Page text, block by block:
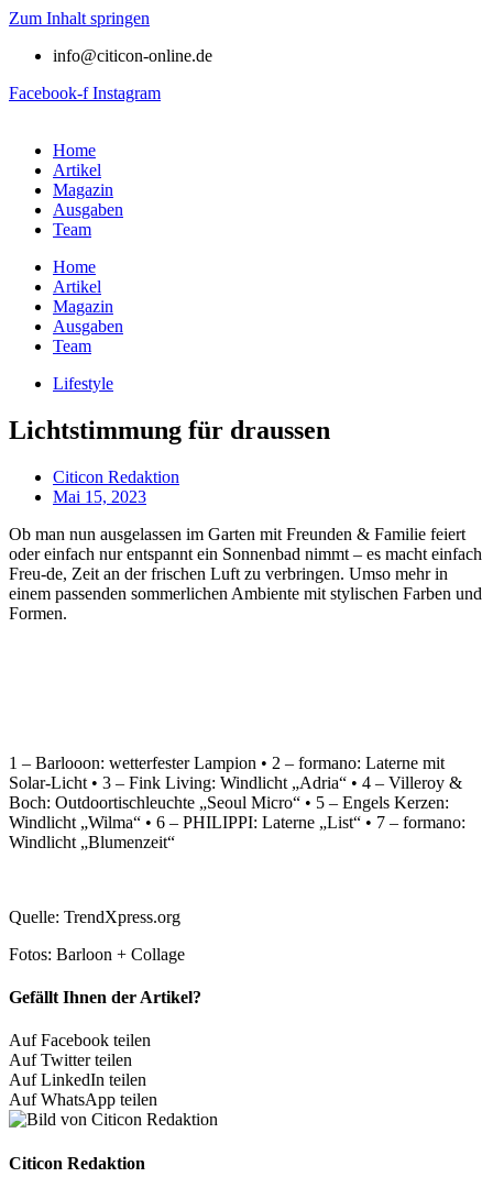
Zum Inhalt springen
info@citicon-online.de
Facebook-f Instagram
Home
Artikel
Magazin
Ausgaben
Team
Home
Artikel
Magazin
Ausgaben
Team
Lifestyle
Lichtstimmung für draussen
Citicon Redaktion
Mai 15, 2023
Ob man nun ausgelassen im Garten mit Freunden & Familie feiert
oder einfach nur entspannt ein Sonnenbad nimmt – es macht einfach
Freu-de, Zeit an der frischen Luft zu verbringen. Umso mehr in
einem passenden sommerlichen Ambiente mit stylischen Farben und
Formen.
1 – Barlooon: wetterfester Lampion • 2 – formano: Laterne mit
Solar-Licht • 3 – Fink Living: Windlicht „Adria“ • 4 – Villeroy &
Boch: Outdoortischleuchte „Seoul Micro“ • 5 – Engels Kerzen:
Windlicht „Wilma“ • 6 – PHILIPPI: Laterne „List“ • 7 – formano:
Windlicht „Blumenzeit“
Quelle: TrendXpress.org
Fotos: Barloon + Collage
Gefällt Ihnen der Artikel?
Auf Facebook teilen
Auf Twitter teilen
Auf LinkedIn teilen
Auf WhatsApp teilen
Citicon Redaktion